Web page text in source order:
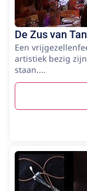
De Zus van
Een
artistiek bezig
staan....